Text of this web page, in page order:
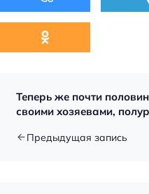
Теперь же почти
своими хозяевами,
Предыдущая запись